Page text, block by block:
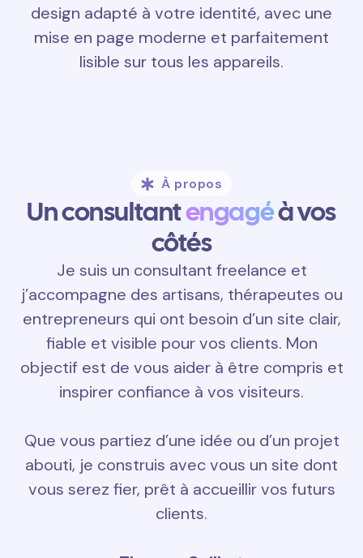
design adapté à votre identité, avec une
mise en page moderne et parfaitement
lisible sur tous les appareils.
À propos
Un consultantengagéà vos
côtés
Je suis un consultant freelance et
j’accompagne des artisans, thérapeutes ou
entrepreneurs qui ont besoin d’un site clair,
fiable et visible pour vos clients. Mon
objectif est de vous aider à être compris et
inspirer confiance à vos visiteurs.
Que vous partiez d’une idée ou d’un projet
abouti, je construis avec vous un site dont
vous serez fier, prêt à accueillir vos futurs
clients.